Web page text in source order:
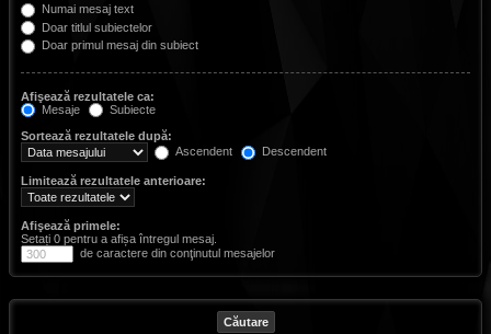
Numai mesaj text
Doar titlul subiectelor
Doar primul mesaj din subiect
Afişează rezultatele ca:
Mesaje
Subiecte
Sortează rezultatele după:
Ascendent
Descendent
Limitează rezultatele anterioare:
Afişează primele:
Setați 0 pentru a afișa întregul mesaj.
de caractere din conţinutul mesajelor